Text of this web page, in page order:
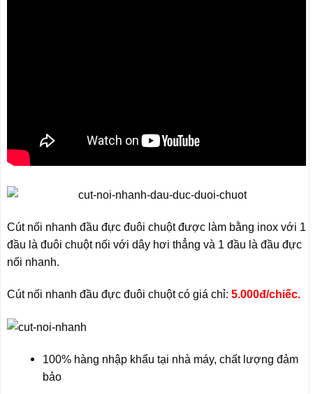
Cút nối nhanh đầu đực đuôi chuột được làm bằng inox với 1
đầu là đuôi chuột nối với dây hơi thẳng và 1 đầu là đầu đực
nối nhanh.
Cút nối nhanh đầu đực đuôi chuột có giá chỉ: 5.000đ/chiếc.
100% hàng nhập khẩu tại nhà máy, chất lượng đảm
bảo